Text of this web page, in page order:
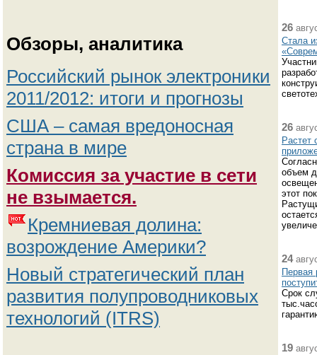
Обзоры, аналитика
Российский рынок электроники
2011/2012: итоги и прогнозы
США – самая вредоносная
страна в мире
Комиссия за участие в сети
не взымается.
Кремниевая долина:
возрождение Америки?
Новый стратегический план
развития полупроводниковых
технологий (ITRS)
26
Стала
26
Растет
объем
этот
24
Первая
Срок
19